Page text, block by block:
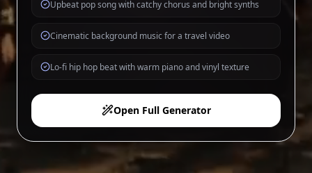
Upbeat pop song with catchy chorus and bright synths
Cinematic background music for a travel video
Lo-fi hip hop beat with warm piano and vinyl texture
Open Full Generator